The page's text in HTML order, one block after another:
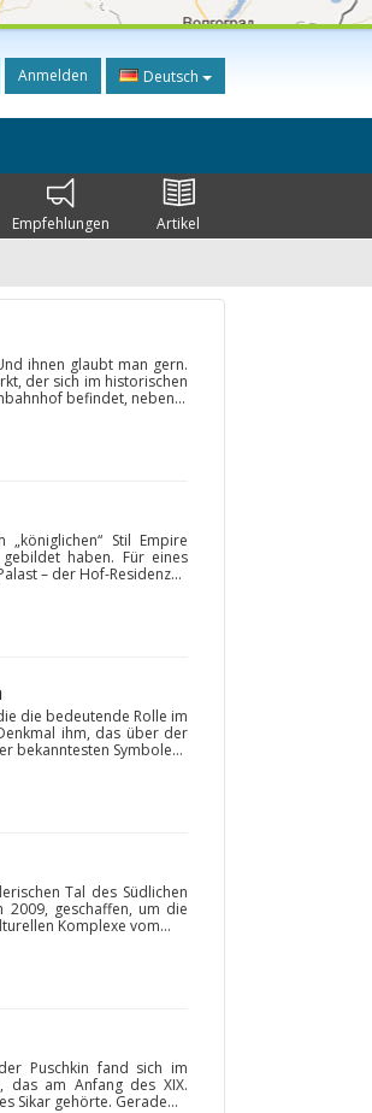
Anmelden Deutsch
Empfehlungen Artikel
ihnen glaubt man gern.
der sich im historischen
befindet, neben...
Stil Empire
haben. Für eines
– der Hof-Residenz...
die bedeutende Rolle im
ihm, das über der
bekanntesten Symbole...
Tal des Südlichen
geschaffen, um die
Komplexe vom...
Puschkin fand sich im
am Anfang des XIX.
Sikar gehörte. Gerade...